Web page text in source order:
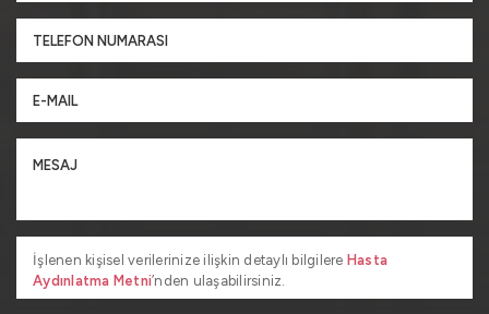
İşlenen kişisel verilerinize ilişkin detaylı bilgilere Hasta
Aydınlatma Metni’nden ulaşabilirsiniz.